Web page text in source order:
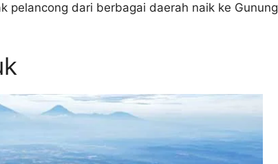
pelancong dari berbagai daerah naik ke Gunung